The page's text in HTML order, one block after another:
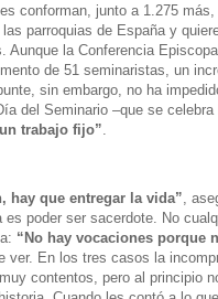
conforman, junto a 1.275
parroquias de España y
la Conferencia
de 51 seminaristas, un
sin embargo, no ha
del Seminario –que se
trabajo fijo”
hay que entregar la vida”,
poder ser sacerdote. No
“No hay vocaciones porque
ver. En los tres casos la
contentos, pero al principio